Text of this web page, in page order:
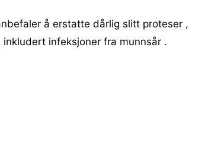
å erstatte dårlig slitt proteser ,
infeksjoner fra munnsår .